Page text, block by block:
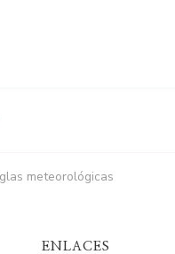
meteorológicas
ENLACES